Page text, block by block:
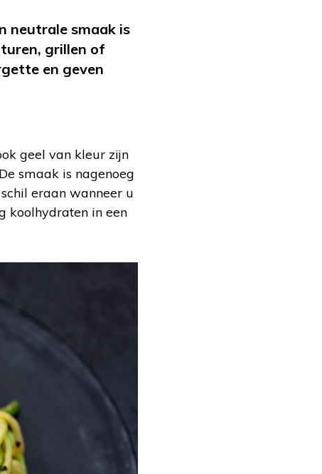
neutrale smaak is
grillen of
en geven
geel van kleur zijn
smaak is nagenoeg
eraan wanneer u
koolhydraten in een